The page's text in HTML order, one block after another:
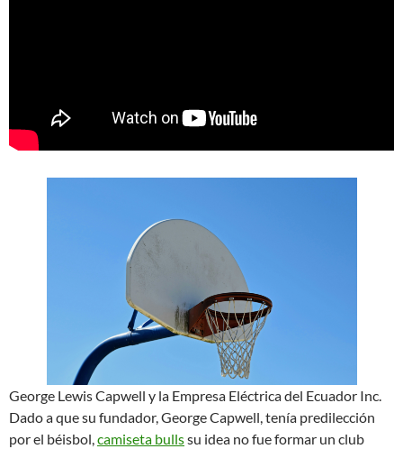
George Lewis Capwell y la Empresa Eléctrica del Ecuador Inc.
Dado a que su fundador, George Capwell, tenía predilección
por el béisbol, camiseta bullssu idea no fue formar un club